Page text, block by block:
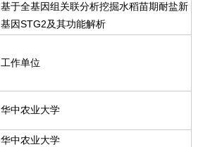
基于全基因组关联分析挖掘水稻苗期耐盐新
基因STG2及其功能解析
工作单位
华中农业大学
华中农业大学